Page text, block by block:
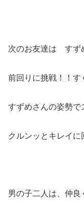
次のお友達は すず
前回りに挑戦！！す
すずめさんの姿勢で
クルンッとキレイに
男の子二人は、仲